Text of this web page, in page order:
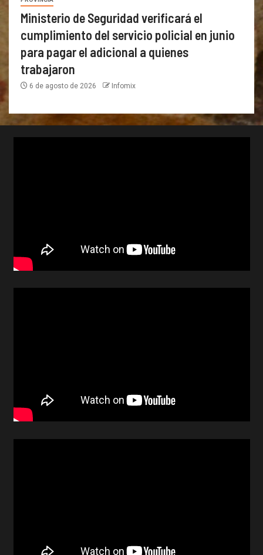
Ministerio de Seguridad verificará el
cumplimiento del servicio policial en junio
para pagar el adicional a quienes
trabajaron
6 de agosto de 2026 Infomix